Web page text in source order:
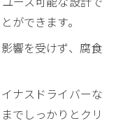
ができます。
響を受けず、腐食
ナスドライバーな
でしっかりとクリ